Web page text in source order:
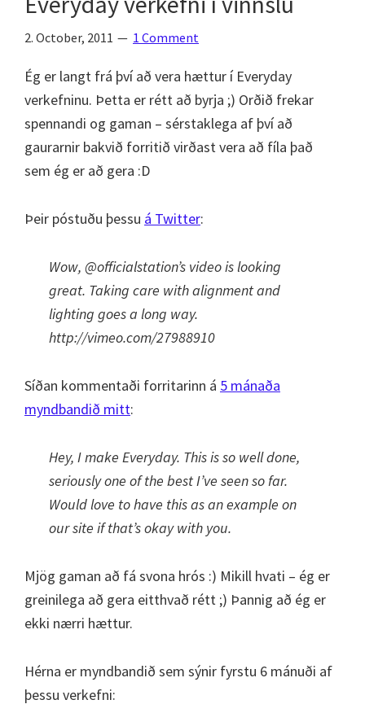
2. October, 2011 1 Comment
Ég er langt frá því að vera hættur í Everyday
verkefninu. Þetta er rétt að byrja ;) Orðið frekar
spennandi og gaman – sérstaklega af því að
gaurarnir bakvið forritið virðast vera að fíla það
sem ég er að gera :D
Þeir póstuðu þessu á Twitter:
Wow, @officialstation’s video is looking
great. Taking care with alignment and
lighting goes a long way.
http://vimeo.com/27988910
Síðan kommentaði forritarinn á 5 mánaða
myndbandið mitt:
Hey, I make Everyday. This is so well done,
seriously one of the best I’ve seen so far.
Would love to have this as an example on
our site if that’s okay with you.
Mjög gaman að fá svona hrós :) Mikill hvati – ég er
greinilega að gera eitthvað rétt ;) Þannig að ég er
ekki nærri hættur.
Hérna er myndbandið sem sýnir fyrstu 6 mánuði af
þessu verkefni: